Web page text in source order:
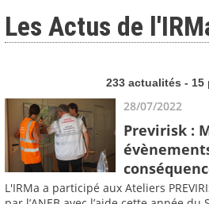
Les Actus de
233 actualités - 15
28/07/2022
Previrisk :
L'IRMa a participé aux Ateliers